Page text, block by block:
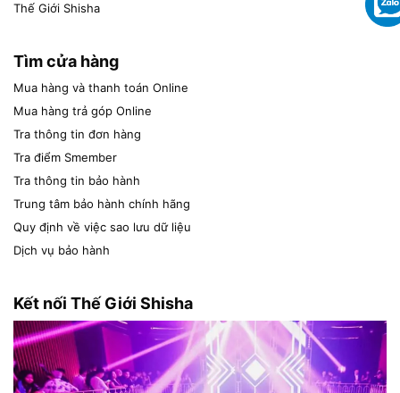
Thế Giới Shisha
Tìm cửa hàng
Mua hàng và thanh toán Online
Mua hàng trả góp Online
Tra thông tin đơn hàng
Tra điểm Smember
Tra thông tin bảo hành
Trung tâm bảo hành chính hãng
Quy định về việc sao lưu dữ liệu
Dịch vụ bảo hành
Kết nối Thế Giới Shisha